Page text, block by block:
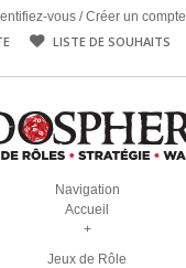
vous /Créer un compte
LISTE DE SOUHAITS
Navigation
Accueil
+
Jeux de Rôle